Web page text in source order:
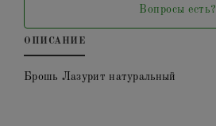
Вопросы есть?
ОПИСАНИЕ
Брошь Лазурит натуральный